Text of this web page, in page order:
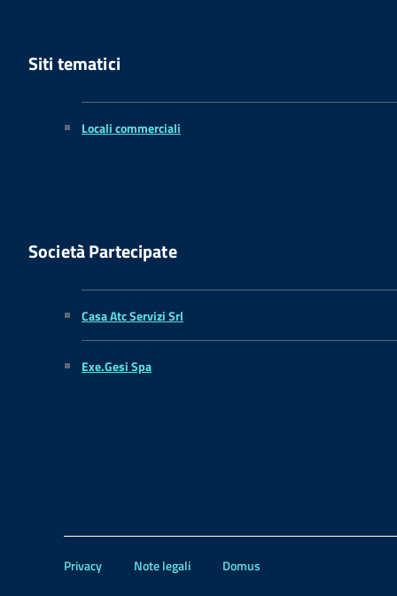
Siti tematici
Locali commerciali
Società Partecipate
Casa Atc Servizi Srl
Exe.Gesi Spa
Privacy Note legali Domus